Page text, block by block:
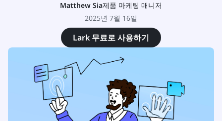
Matthew Sia제품 마케팅 매니저
2025년 7월 16일
Lark 무료로 사용하기